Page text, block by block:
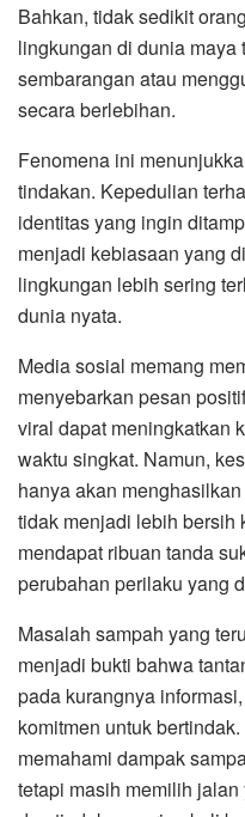
Bahkan, tidak sedikit
lingkungan di dunia maya
sembarangan atau
secara berlebihan.
Fenomena ini
tindakan. Kepedulian
identitas yang ingin
menjadi kebiasaan yang
lingkungan lebih sering
dunia nyata.
Media sosial memang
menyebarkan pesan
viral dapat meningkatkan
waktu singkat. Namun,
hanya akan
tidak menjadi lebih bersih
mendapat ribuan tanda
perubahan perilaku yang
Masalah sampah yang
menjadi bukti bahwa
pada kurangnya
komitmen untuk
memahami dampak
tetapi masih memilih